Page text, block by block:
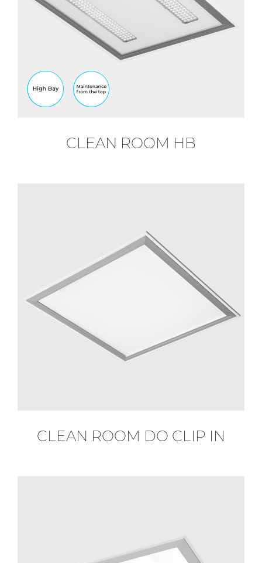
CLEAN ROOM HB
CLEAN ROOM DO CLIP IN